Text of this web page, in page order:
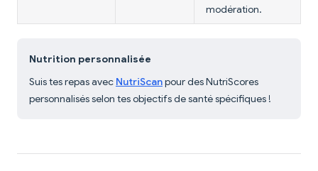
modération.
Nutrition personnalisée
Suis tes repas avec NutriScanpour des NutriScores
personnalisés selon tes objectifs de santé spécifiques !